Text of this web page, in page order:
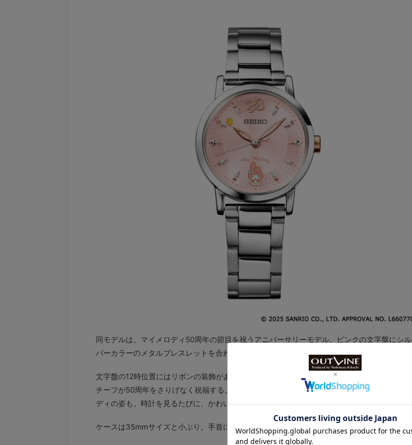
同モデルは、マイメロディ50周年の節目を祝うアニバーサリーモデル。ピンクの文字盤にシル
バーカラーのメタルブレスレットを合わせた上品なデザインだ。
文字盤の12時位置にはリボンの装飾があしらわれ、10時にはマイメロディの親友である蝶のモ
チーフが50周年をさりげなく祝福する。さらに、6時の位置では花々に囲まれて座るマイメロ
ディの姿も。時計を見るたびに、かわいらしいモチーフが目を引く。
ケースは35mmサイズと小ぶり。手首に自然になじむサイズ感だ。